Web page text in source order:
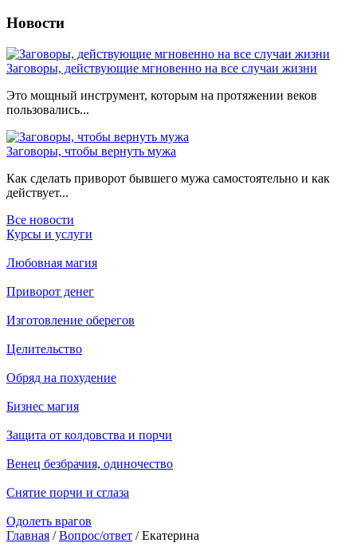
Новости
Заговоры, действующие мгновенно на все случаи жизни
Это мощный инструмент, которым на протяжении веков
пользовались...
Заговоры, чтобы вернуть мужа
Как сделать приворот бывшего мужа самостоятельно и как
действует...
Все новости
Курсы и услуги
Любовная магия
Приворот денег
Изготовление оберегов
Целительство
Обряд на похудение
Бизнес магия
Защита от колдовства и порчи
Венец безбрачия, одиночество
Снятие порчи и сглаза
Одолеть врагов
Главная /Вопрос/ответ / Екатерина